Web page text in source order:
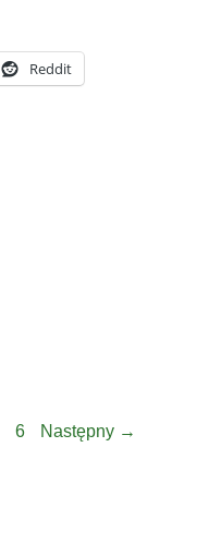
Reddit
Strona
6 Następny →